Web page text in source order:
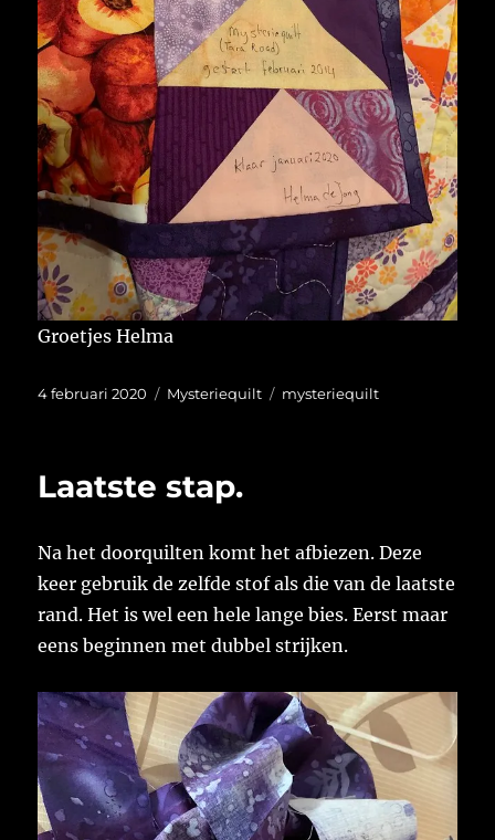
Groetjes Helma
Geplaatst
4 februari 2020 Categorieën
Mysteriequilt Tags
mysteriequilt
Laatste stap.
Na het doorquilten komt het afbiezen. Deze
keer gebruik de zelfde stof als die van de laatste
rand. Het is wel een hele lange bies. Eerst maar
eens beginnen met dubbel strijken.